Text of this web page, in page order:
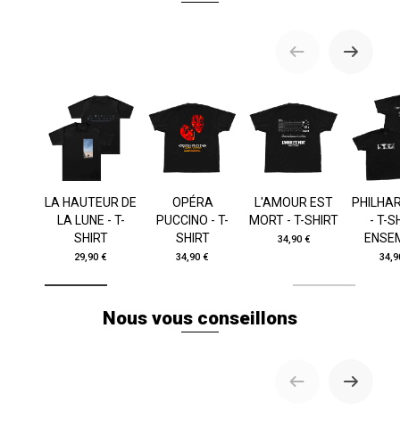
LA HAUTEUR DE
LA LUNE - T-
SHIRT
29,90 €
OPÉRA
PUCCINO - T-
SHIRT
34,90 €
L'AMOUR EST
MORT - T-SHIRT
34,90 €
- T-
Nous vous conseillons